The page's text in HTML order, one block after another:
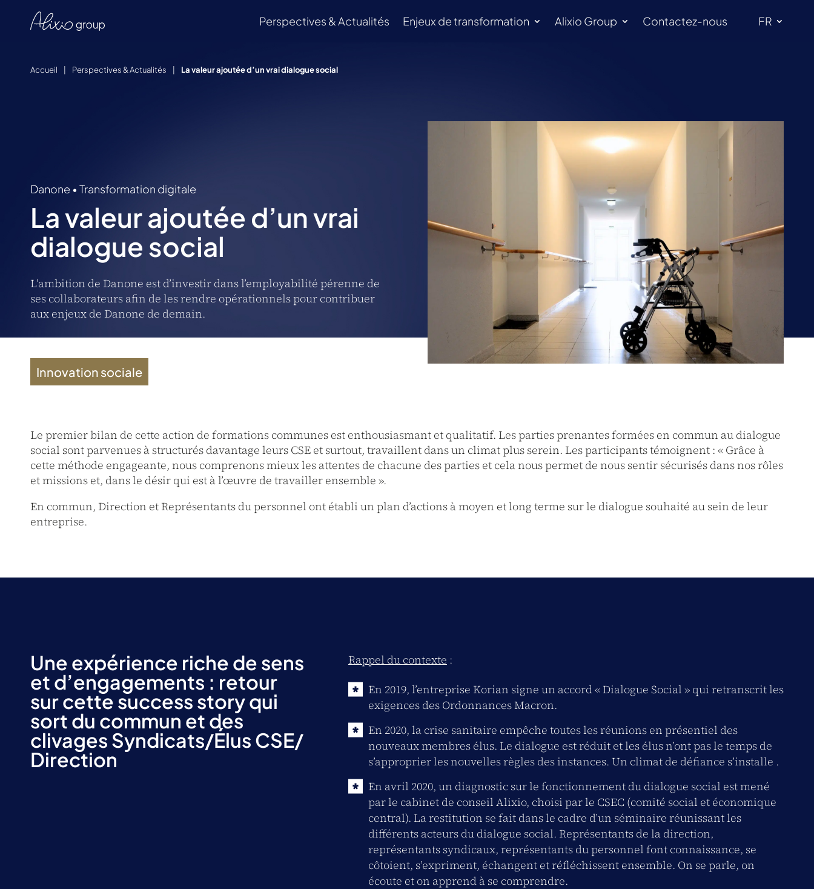
Perspectives & Actualités Enjeux de transformation Alixio Group Contactez-nous FR
Accueil Perspectives & Actualités La valeur ajoutée d’un vrai dialogue social
Danone • Transformation digitale
La valeur ajoutée d’un vrai
dialogue social
L’ambition de Danone est d’investir dans l’employabilité pérenne de
ses collaborateurs afin de les rendre opérationnels pour contribuer
aux enjeux de Danone de demain.
Innovation sociale
Le premier bilan de cette action de formations communes est enthousiasmant et qualitatif. Les parties prenantes formées en commun au dialogue
social sont parvenues à structurés davantage leurs CSE et surtout, travaillent dans un climat plus serein. Les participants témoignent : « Grâce à
cette méthode engageante, nous comprenons mieux les attentes de chacune des parties et cela nous permet de nous sentir sécurisés dans nos rôles
et missions et, dans le désir qui est à l’œuvre de travailler ensemble ».
En commun, Direction et Représentants du personnel ont établi un plan d’actions à moyen et long terme sur le dialogue souhaité au sein de leur
entreprise.
Une expérience riche de sens
et d’engagements : retour
sur cette success story qui
sort du commun et des
clivages Syndicats/Élus CSE/
Direction
Rappel du contexte :
En 2019, l’entreprise Korian signe un accord « Dialogue Social » qui retranscrit les
exigences des Ordonnances Macron.
En 2020, la crise sanitaire empêche toutes les réunions en présentiel des
nouveaux membres élus. Le dialogue est réduit et les élus n’ont pas le temps de
s’approprier les nouvelles règles des instances. Un climat de défiance s’installe .
En avril 2020, un diagnostic sur le fonctionnement du dialogue social est mené
par le cabinet de conseil Alixio, choisi par le CSEC (comité social et économique
central). La restitution se fait dans le cadre d’un séminaire réunissant les
différents acteurs du dialogue social. Représentants de la direction,
représentants syndicaux, représentants du personnel font connaissance, se
côtoient, s’expriment, échangent et réfléchissent ensemble. On se parle, on
écoute et on apprend à se comprendre.